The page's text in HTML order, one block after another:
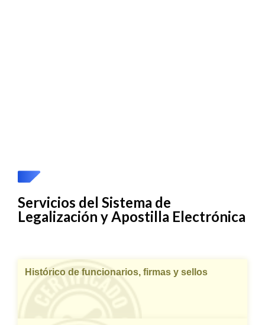
Servicios del Sistema de
Legalización y Apostilla Electrónica
Histórico de funcionarios, firmas y sellos